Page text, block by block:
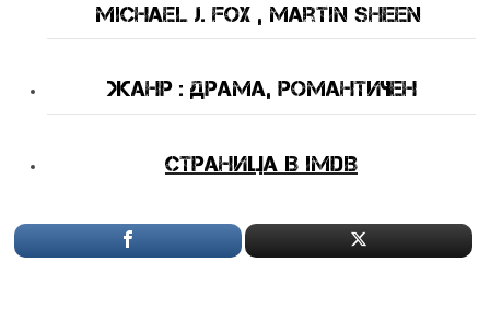
Michael J. Fox , Martin Sheen
Жанр : драма, романтичен
Страница в IMDB